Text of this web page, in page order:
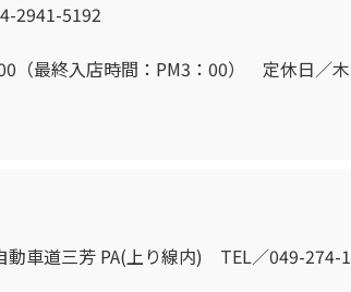
2941-5192
（最終入店時間：PM3：00） 定休日／
動車道三芳 PA(上り線内) TEL／049-274-